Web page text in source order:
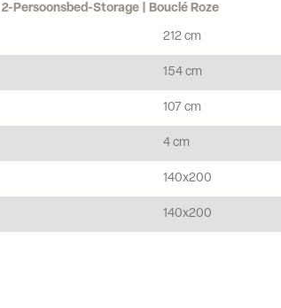
Persoonsbed-Storage | Bouclé Roze
212 cm
154 cm
107 cm
4 cm
140x200
140x200